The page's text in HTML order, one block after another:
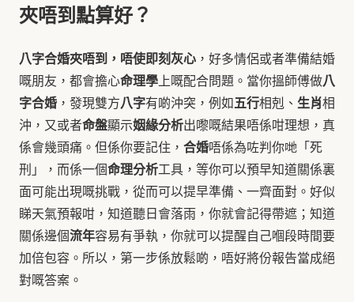
夾唔到點算好？
八字合婚夾唔到，唔使即刻灰心 ，好多情侶或者準備結婚
嘅朋友，都會擔心命理學 上嘅配合問題。當你搵師傅做八
字合婚 ，發現雙方八字有啲沖突，例如五行相剋、 生肖相
沖，又或者命盤顯示姻緣分析出嚟嘅結果唔係咁理想，真
係會幾頭痛。但係你要記住， 合婚唔係為咗判你哋「死
刑」，而係一個命理分析工具，等你可以預早知道關係裏
面可能出現嘅挑戰，從而可以提早準備、一齊面對。好似
睇天氣預報咁，知道聽日會落雨，你就會記得帶遮；知道
關係邊個流年容易有爭執，你就可以提醒自己嗰段時間要
加倍包容。所以，第一步係放鬆啲，唔好將份報告當成絕
對嘅答案。